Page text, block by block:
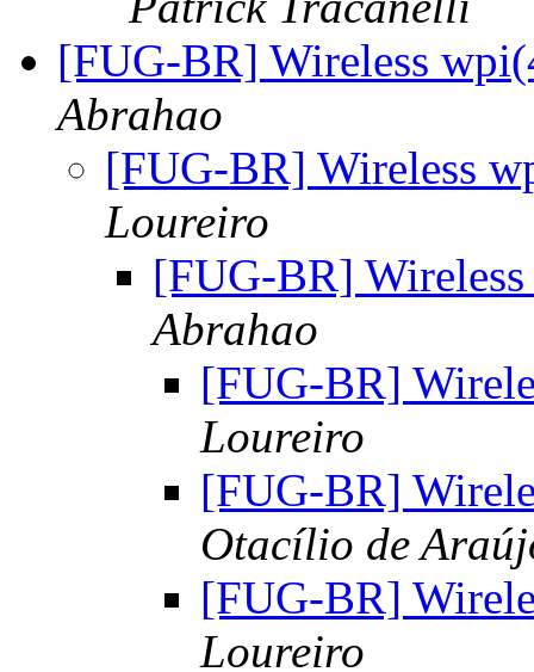
[FUG-BR] Wireless
Abrahao
[FUG-BR] Wireless
Loureiro
[FUG-BR]
Abrahao
[FUG-BR]
Loureiro
[FUG-BR]
Otacílio de
[FUG-BR]
Loureiro